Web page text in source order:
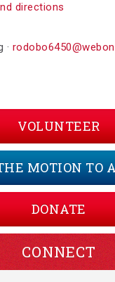
directions
·
VOLUNTEER
MOTION TO
DONATE
CONNECT